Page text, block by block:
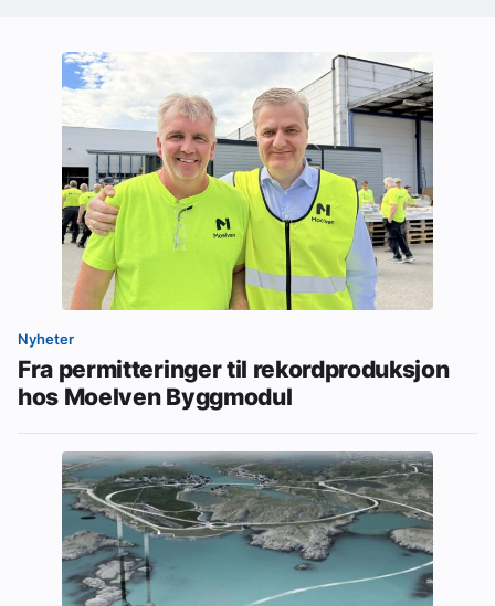
Nyheter
Fra permitteringer til rekordproduksjon
hos Moelven Byggmodul